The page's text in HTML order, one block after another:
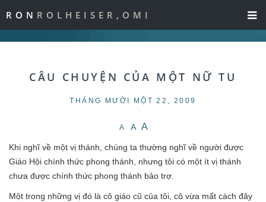
RON ROLHEISER,OMI
CÂU CHUYỆN CỦA MỘT NỮ TU
THÁNG MƯỜI MỘT 22, 2009
A A A
Khi nghĩ về một vị thánh, chúng ta thường nghĩ về người được
Giáo Hội chính thức phong thánh, nhưng tôi có một ít vị thánh
chưa được chính thức phong thánh bảo trợ.
Một trong những vị đó là cô giáo cũ của tôi, cô vừa mất cách đây